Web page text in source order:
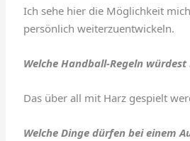
Ich sehe hier die Möglichkeit
persönlich weiterzuentwickeln.
Welche Handball-Regeln
Das über all mit Harz gespielt
Welche Dinge dürfen bei einem